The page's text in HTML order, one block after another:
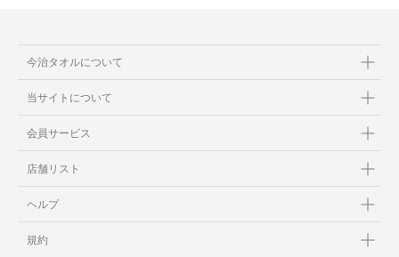
今治タオルについて
当サイトについて
会員サービス
店舗リスト
ヘルプ
規約